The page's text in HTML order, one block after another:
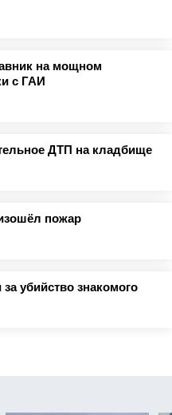
на мощном
с ГАИ
ДТП на кладбище
пожар
убийство знакомого